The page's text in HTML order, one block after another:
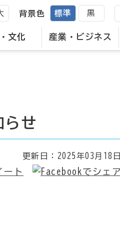
文化 産業・ビジネス
背景色 標準 黒
らせ
更新日： 2025年03月18日